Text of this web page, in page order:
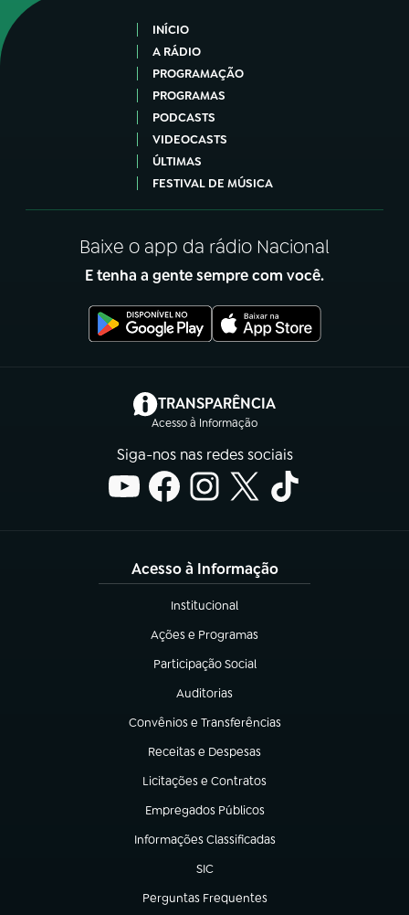
INÍCIO
A RÁDIO
PROGRAMAÇÃO
PROGRAMAS
PODCASTS
VIDEOCASTS
ÚLTIMAS
FESTIVAL DE MÚSICA
Baixe o app da rádio Nacional
E tenha a gente sempre com você.
TRANSPARÊNCIA
Acesso à Informação
(abre em nova aba)
Siga-nos nas redes sociais
Acesso à Informação
Institucional
(abre em nova aba)
Ações e Programas
(abre em nova aba)
Participação Social
(abre em nova aba)
Auditorias
(abre em nova aba)
Convênios e Transferências
(abre em nova aba)
Receitas e Despesas
(abre em nova aba)
Licitações e Contratos
(abre em nova aba)
Empregados Públicos
(abre em nova aba)
Informações Classificadas
(abre em nova aba)
SIC
(abre em nova aba)
Perguntas Frequentes
(abre em nova aba)